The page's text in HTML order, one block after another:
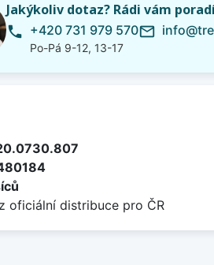
Jakýkoliv dotaz? Rádi vám
phone +420 731 979 570
Po-Pá 9-12, 13-17
mail_outline
oficiální distribuce pro ČR